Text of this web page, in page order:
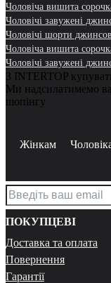
Чоловіча вишита
Чоловічі завужені
Чоловічі шорти
Чоловіча вишита
Чоловічі завужені
З INTERTOP
Ми надсилатимемо
шопінгу
Жінкам
ПОКУПЦЕВІ
Доставка та оплата
Повернення
Гарантії